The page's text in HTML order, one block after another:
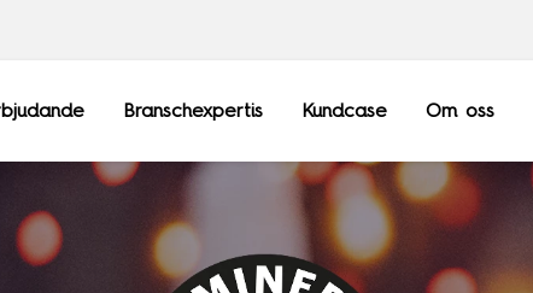
Branschexpertis Kundcase Om oss